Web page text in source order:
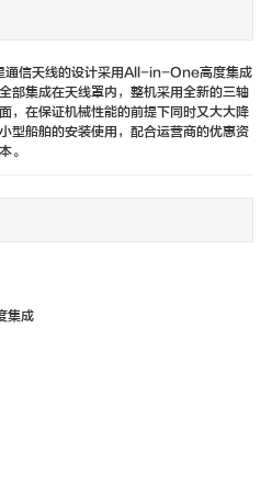
部集成在天线罩内，整机采用全新的三轴
，在保证机械性能的前提下同时又大大降
型船舶的安装使用，配合运营商的优惠资
。
集成